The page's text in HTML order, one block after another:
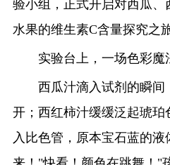
验小组，正式开启对西瓜
水果的维生素C含量探究之旅
实验台上，一场色彩
西瓜汁滴入试剂的瞬间
开；西红柿汁缓缓泛起琥
入比色管，原本宝石蓝的液